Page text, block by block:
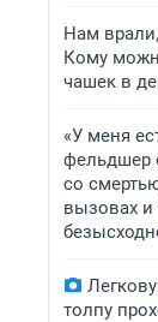
Нам
Кому
чашек в
«У меня
фельдшер
со
вызовах и
толпу